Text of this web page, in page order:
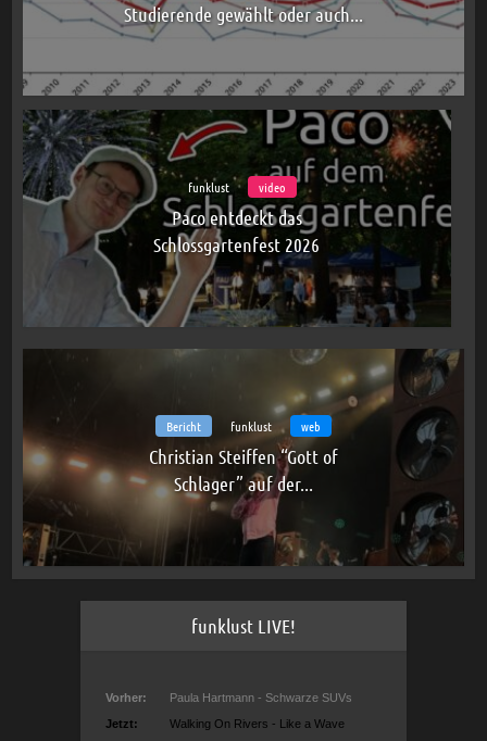
Studierende gewählt oder auch...
funklust video
Paco entdeckt das
Schlossgartenfest 2026
Bericht funklust web
Christian Steiffen “Gott of
Schlager” auf der...
funklust LIVE!